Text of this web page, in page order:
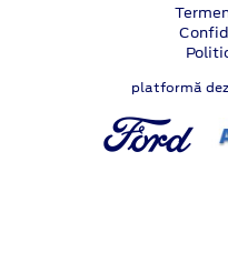
platformă